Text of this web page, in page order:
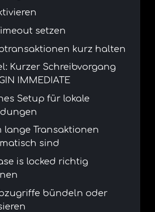
setzen
kurz halten
Kurzer Schreibvorgang
IMMEDIATE
Setup für lokale
lange Transaktionen
sind
is locked richtig
bündeln oder